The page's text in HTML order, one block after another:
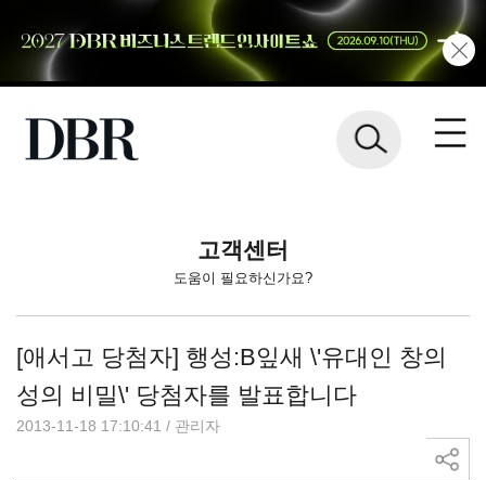
고객센터
도움이 필요하신가요?
[애서고 당첨자] 행성:B잎새 \'유대인 창의
성의 비밀\' 당첨자를 발표합니다
2013-11-18 17:10:41 / 관리자